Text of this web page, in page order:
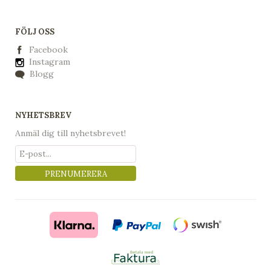
FÖLJ OSS
Facebook
Instagram
Blogg
NYHETSBREV
Anmäl dig till nyhetsbrevet!
PRENUMERERA